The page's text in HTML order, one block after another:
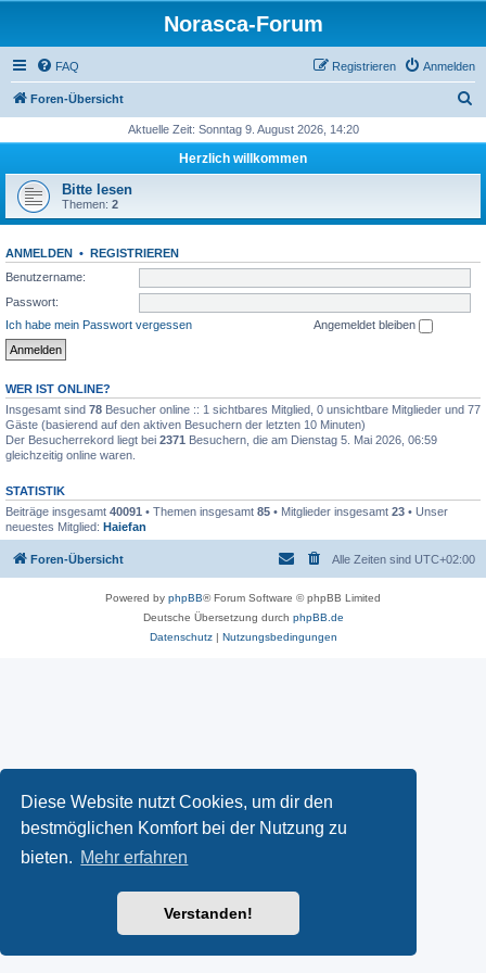
Diese Website nutzt Cookies, um dir den
bestmöglichen Komfort bei der Nutzung zu
bieten. Mehr erfahren
Verstanden!
Norasca-Forum
FAQ Anmelden
Registrieren
Foren-Übersicht
h
Aktuelle Zeit: Sonntag 9. August 2026, 14:20
Herzlich willkommen
Bitte lesen
Themen: 2
ANMELDEN • REGISTRIEREN
Benutzername:
Passwort:
Ich habe mein Passwort vergessen
Angemeldet bleiben
WER IST ONLINE?
Insgesamt sind 78 Besucher online :: 1 sichtbares Mitglied, 0 unsichtbare Mitglieder und 77
Gäste (basierend auf den aktiven Besuchern der letzten 10 Minuten)
Der Besucherrekord liegt bei 2371 Besuchern, die am Dienstag 5. Mai 2026, 06:59
gleichzeitig online waren.
STATISTIK
Beiträge insgesamt 40091 • Themen insgesamt 85 • Mitglieder insgesamt 23 • Unser
neuestes Mitglied: Haiefan
Foren-Übersicht Alle Zeiten sind UTC+02:00
Powered by phpBB® Forum Software © phpBB Limited
Deutsche Übersetzung durch phpBB.de
Datenschutz| Nutzungsbedingungen